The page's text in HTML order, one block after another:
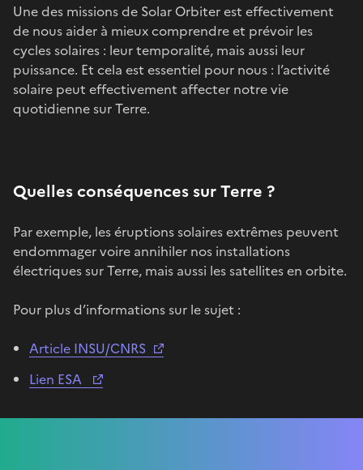
Une des missions de Solar Orbiter est effectivement
de nous aider à mieux comprendre et prévoir les
cycles solaires : leur temporalité, mais aussi leur
puissance. Et cela est essentiel pour nous : l’activité
solaire peut effectivement affecter notre vie
quotidienne sur Terre.
Quelles conséquences sur Terre ?
Par exemple, les éruptions solaires extrêmes peuvent
endommager voire annihiler nos installations
électriques sur Terre, mais aussi les satellites en orbite.
Pour plus d’informations sur le sujet :
Article INSU/CNRS
Lien ESA